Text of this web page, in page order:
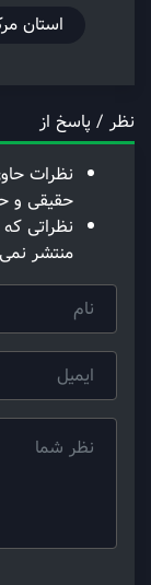
استان
نظر / پاسخ از
نظرات
حقیقی و
نظراتی
منتشر